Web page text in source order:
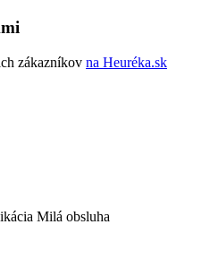
zákazníkov na Heuréka.sk
Milá obsluha